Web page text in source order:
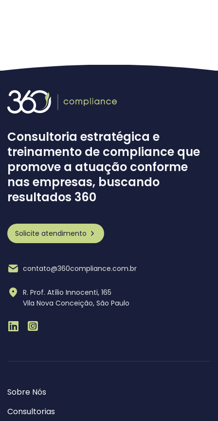
Sobre Nós
Consultorias
Consultoria estratégica e
treinamento de compliance que
promove a atuação conforme
nas empresas, buscando
resultados 360
Solicite atendimento
contato@360compliance.com.br
R. Prof. Atílio Innocenti, 165
Vila Nova Conceição, São Paulo